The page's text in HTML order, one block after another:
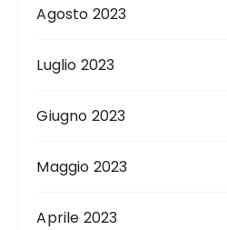
Agosto 2023
Luglio 2023
Giugno 2023
Maggio 2023
Aprile 2023